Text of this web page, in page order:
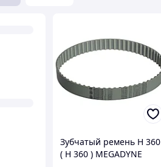
Зубчатый ремень H 360
( Н 360 ) MEGADYNE